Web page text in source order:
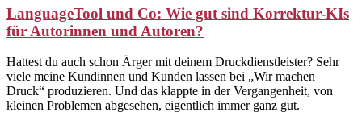
LanguageTool und Co: Wie gut sind Korrektur-KIs
für Autorinnen und Autoren?
Hattest du auch schon Ärger mit deinem Druckdienstleister? Sehr
viele meine Kundinnen und Kunden lassen bei „Wir machen
Druck“ produzieren. Und das klappte in der Vergangenheit, von
kleinen Problemen abgesehen, eigentlich immer ganz gut.